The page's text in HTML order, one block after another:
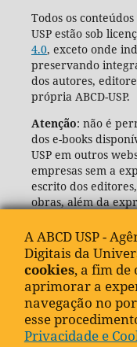
Todos os
USP estão sob
4.0, exceto onde
preservando
dos autores,
própria ABCD-USP.
Atenção: não é
dos e-books
USP em outros
empresas sem a
escrito dos
obras, além da
(ABCD-USP).
A ABCD USP -
Digitais da
cookies, a fim de
aprimorar a
navegação no
esse
Privacidade e